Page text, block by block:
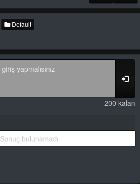
Default
200 kalan
Sonuç bulunamadı